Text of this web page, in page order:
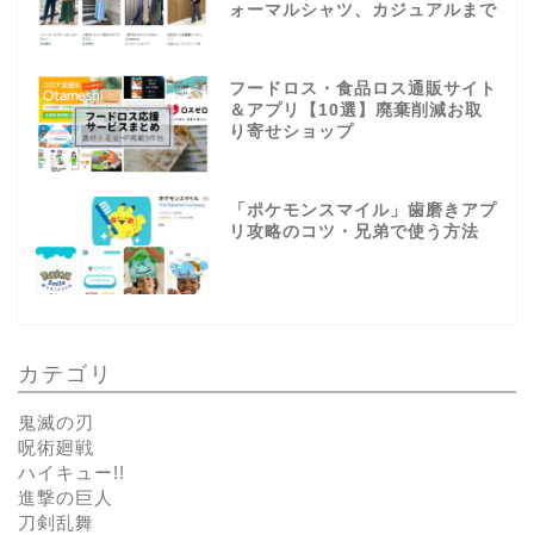
ォーマルシャツ、カジュアルまで
フードロス・食品ロス通販サイト
＆アプリ【10選】廃棄削減お取
り寄せショップ
「ポケモンスマイル」歯磨きアプ
リ攻略のコツ・兄弟で使う方法
カテゴリ
鬼滅の刃
呪術廻戦
ハイキュー!!
進撃の巨人
刀剣乱舞